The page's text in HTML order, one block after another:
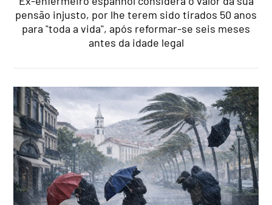
pensão injusto, por lhe terem sido tirados 50 anos
para "toda a vida", após reformar-se seis meses
antes da idade legal